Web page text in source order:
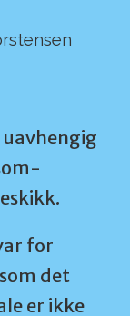
for
det
er ikke